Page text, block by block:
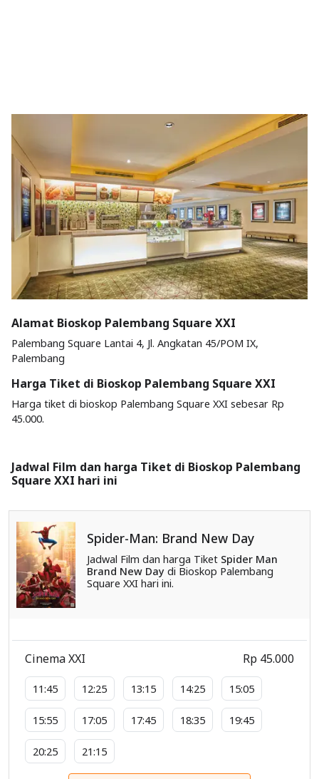
Alamat Bioskop Palembang Square XXI
Palembang Square Lantai 4, Jl. Angkatan 45/POM IX,
Palembang
Harga Tiket di Bioskop Palembang Square XXI
Harga tiket di bioskop Palembang Square XXI sebesar Rp
45.000.
Jadwal Film dan harga Tiket di Bioskop Palembang
Square XXI hari ini
Spider-Man: Brand New Day
Jadwal Film dan harga Tiket Spider Man
Brand New Daydi Bioskop Palembang
Square XXI hari ini.
Cinema XXI
11:45 12:25 13:15 14:25 15:05
15:55 17:05 17:45 18:35 19:45
20:25 21:15
Rp 45.000